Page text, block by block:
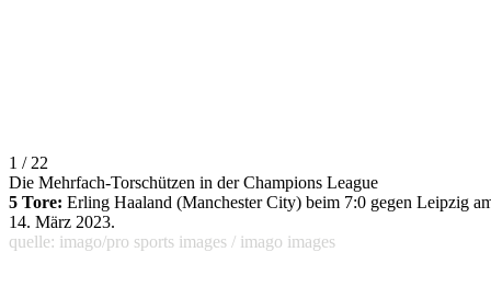
1 / 22
Die Mehrfach-Torschützen in der Champions League
5 Tore: Erling Haaland (Manchester City) beim 7:0 gegen Leipzig
14. März 2023.
quelle: imago/pro sports images / imago images